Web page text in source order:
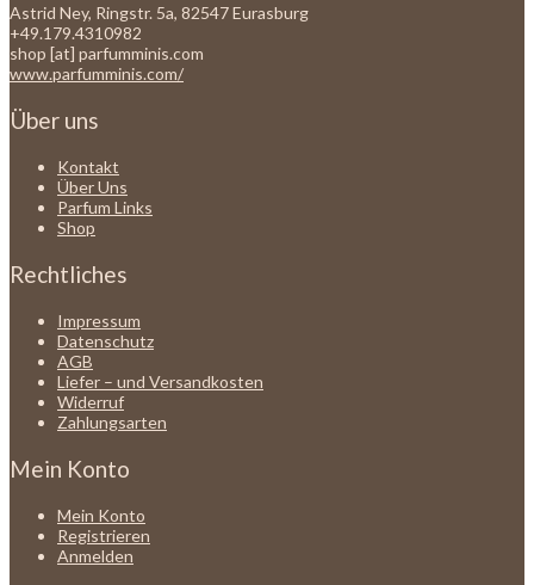
Astrid Ney, Ringstr. 5a, 82547 Eurasburg
+49.179.4310982
shop [at] parfumminis.com
www.parfumminis.com/
Über uns
Kontakt
Über Uns
Parfum Links
Shop
Rechtliches
Impressum
Datenschutz
AGB
Liefer – und Versandkosten
Widerruf
Zahlungsarten
Mein Konto
Mein Konto
Registrieren
Anmelden